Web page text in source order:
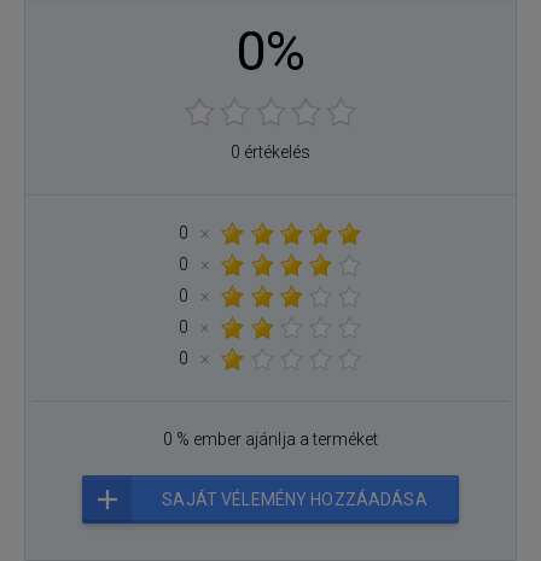
0%
0 értékelés
0
×
0
×
0
×
0
×
0
×
0 % ember ajánlja a terméket
SAJÁT VÉLEMÉNY HOZZÁADÁSA